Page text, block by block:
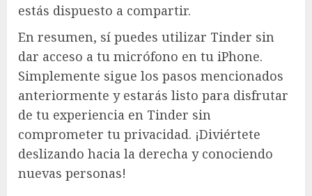
estás dispuesto a compartir.
En resumen, sí puedes utilizar Tinder sin
dar acceso a tu micrófono en tu iPhone.
Simplemente sigue los pasos mencionados
anteriormente y estarás listo para disfrutar
de tu experiencia en Tinder sin
comprometer tu privacidad. ¡Diviértete
deslizando hacia la derecha y conociendo
nuevas personas!